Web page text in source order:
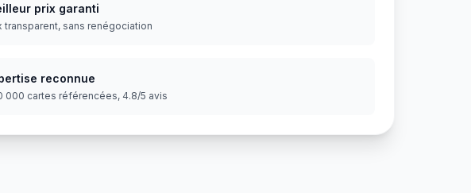
prix garanti
transparent, sans renégociation
reconnue
000 cartes référencées, 4.8/5 avis